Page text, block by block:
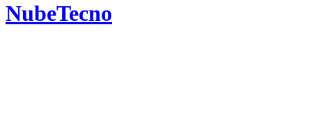
NubeTecno